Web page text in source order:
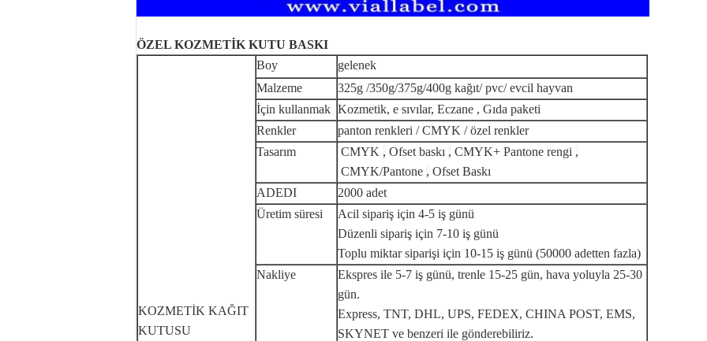
ÖZEL KOZMETİK KUTU BASKI
KOZMETİK KAĞIT
KUTUSU
Boy
gelenek
Malzeme
325g /350g/375g/400g kağıt/ pvc/ evcil hayvan
İçin kullanmak Kozmetik, e sıvılar, Eczane , Gıda paketi
Renkler
panton renkleri / CMYK / özel renkler
Tasarım
CMYK , Ofset baskı , CMYK+ Pantone rengi ,
CMYK/Pantone , Ofset Baskı
ADEDI
2000 adet
Üretim süresi
Acil sipariş için 4-5 iş günü
Düzenli sipariş için 7-10 iş günü
Toplu miktar siparişi için 10-15 iş günü (50000 adetten fazla)
Nakliye
Ekspres ile 5-7 iş günü, trenle 15-25 gün, hava yoluyla 25-30
gün.
Express, TNT, DHL, UPS, FEDEX, CHINA POST, EMS,
SKYNET ve benzeri ile gönderebiliriz.